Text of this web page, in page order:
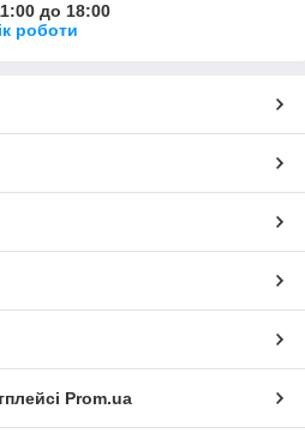
до 18:00
роботи
Prom.ua